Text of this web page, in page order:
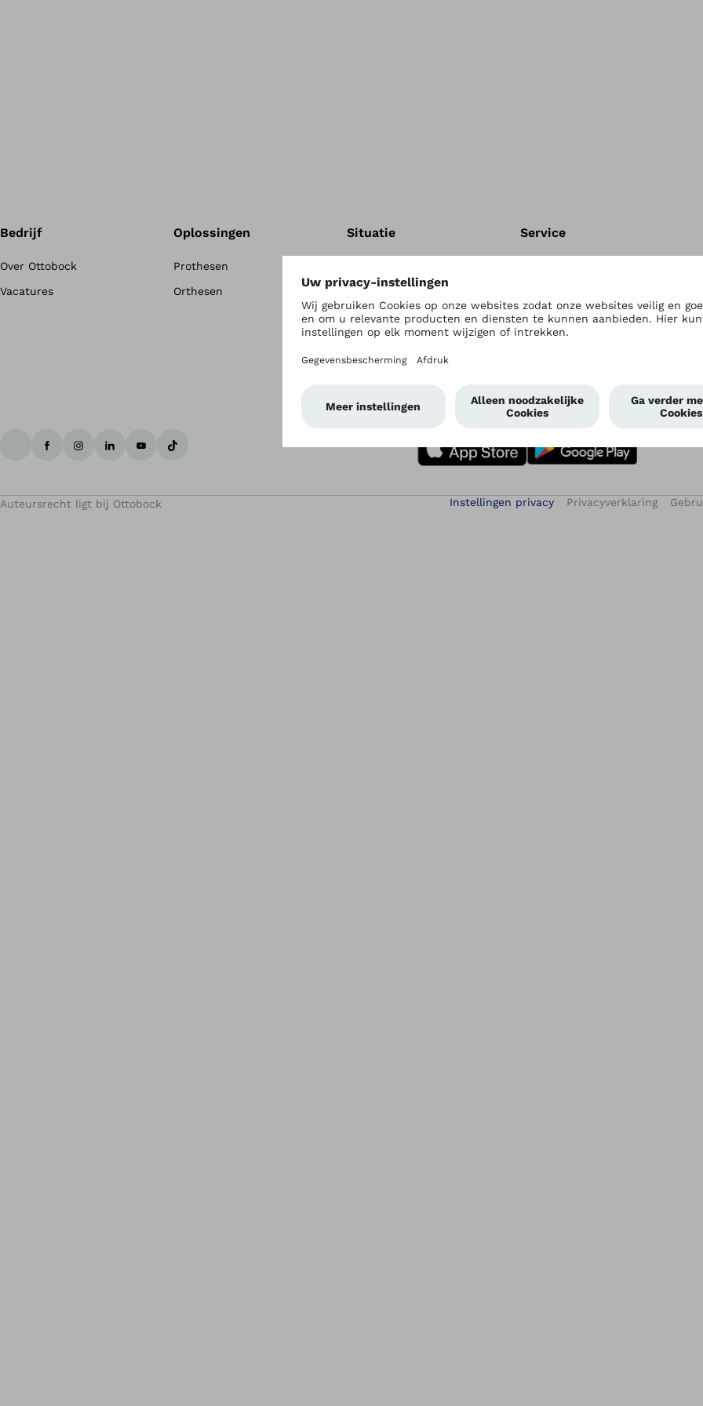
Bedrijf
Over Ottobock
Vacatures
Oplossingen
Prothesen
Orthesen
Situatie
Diagnose en symptomen
Actief leven en sport
Service
After-Sales Service
Auteursrecht ligt bij Ottobock Instellingen privacy Privacyverklaring